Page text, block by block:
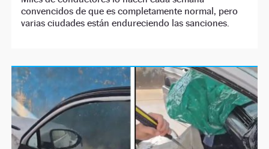
convencidos de que es completamente normal, pero
varias ciudades están endureciendo las sanciones.